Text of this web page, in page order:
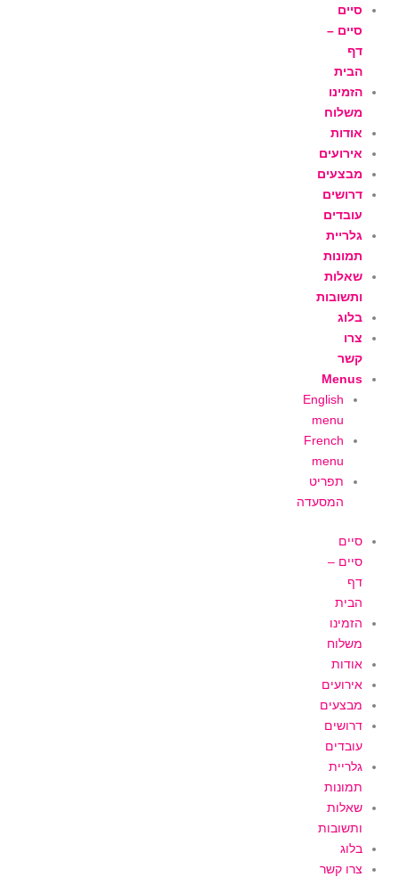
דילוג
סיים
סיים –
דף
הבית
הזמינו
משלוח
אודות
אירועים
מבצעים
דרושים
עובדים
גלריית
תמונות
שאלות
ותשובות
בלוג
צרו
קשר
Menus
English
menu
French
menu
תפריט
המסעדה
סיים
סיים –
דף
הבית
הזמינו
משלוח
אודות
אירועים
מבצעים
דרושים
עובדים
גלריית
תמונות
שאלות
ותשובות
בלוג
צרו קשר